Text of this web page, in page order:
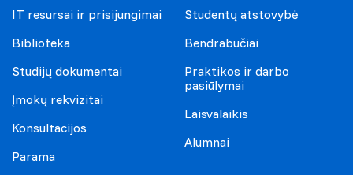
IT resursai ir prisijungimai
Biblioteka
Studijų dokumentai
Įmokų rekvizitai
Konsultacijos
Parama
Studentų atstovybė
Bendrabučiai
Praktikos ir darbo
pasiūlymai
Laisvalaikis
Alumnai